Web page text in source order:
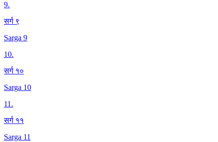
9.
सर्ग ९
Sarga 9
10.
सर्ग १०
Sarga 10
11.
सर्ग ११
Sarga 11